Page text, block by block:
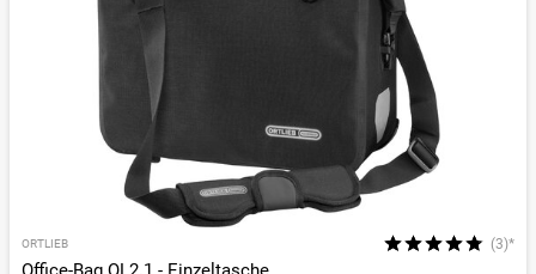
ORTLIEB (3)*